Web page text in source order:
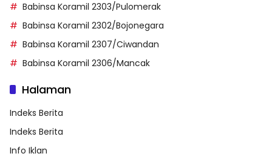
Babinsa Koramil 2303/Pulomerak
Babinsa Koramil 2302/Bojonegara
Babinsa Koramil 2307/Ciwandan
Babinsa Koramil 2306/Mancak
Halaman
Indeks Berita
Indeks Berita
Info Iklan